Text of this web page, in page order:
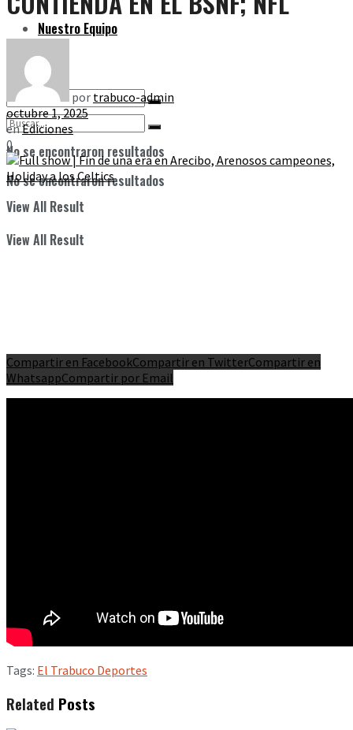
No se encontraron resultados
View All Result
Nuestro Equipo
No se encontraron resultados
View All Result
por trabuco-admin
octubre 1, 2025
enEdiciones
0
Compartir en FacebookCompartir en TwitterCompartir en
WhatsappCompartir por Email
Tags: El Trabuco Deportes
Related Posts